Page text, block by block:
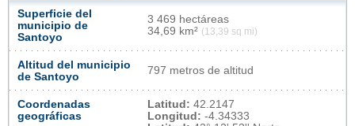
Superficie del
municipio de
Santoyo
3 469 hectáreas
34,69 km² (13,39 sq mi)
Altitud del municipio
de Santoyo
797 metros de altitud
Coordenadas
geográficas
Latitud: 42.2147
Longitud: -4.34333